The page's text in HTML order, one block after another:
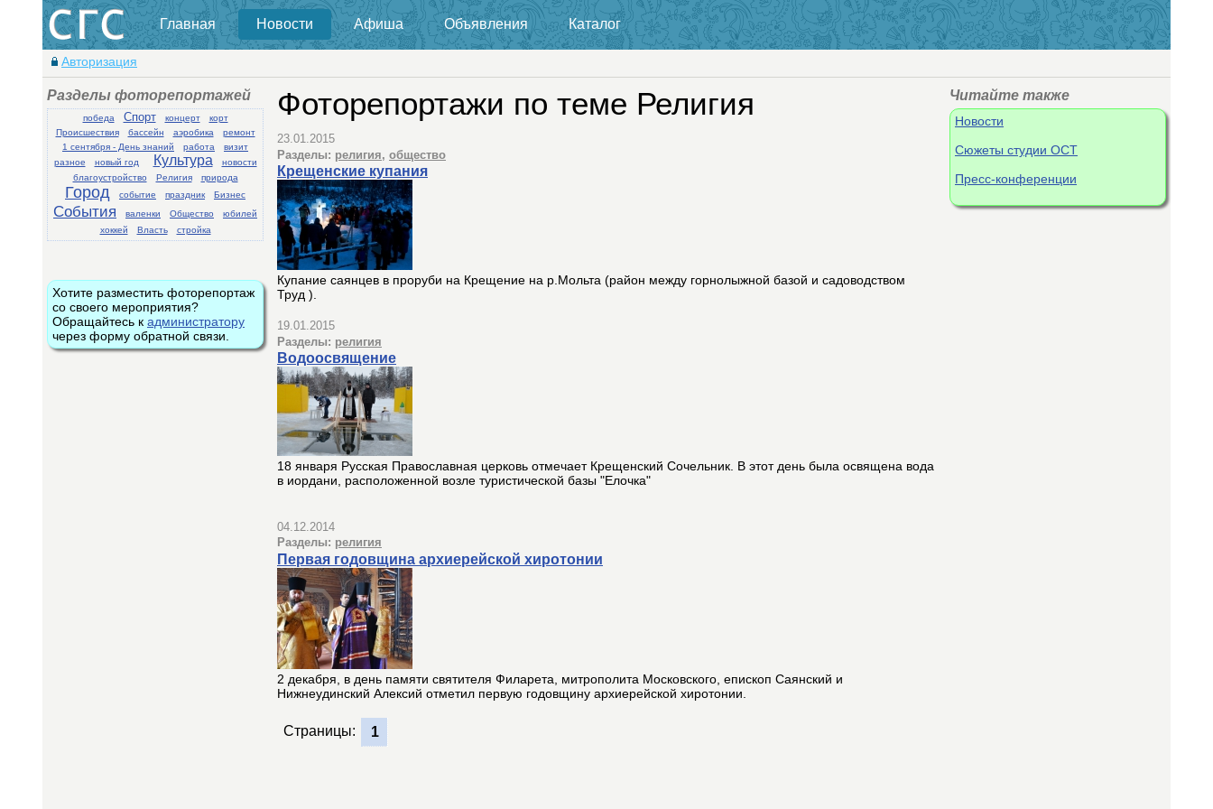
Главная Новости Афиша Объявления Каталог
Авторизация
Разделы фоторепортажей
победа Спорт концерт
корт
Происшествия
бассейн аэробика
ремонт
1 сентября - День знаний
работа
визит
разное
новый год Культура
новости
благоустройство
Религия природа
Город событие праздник Бизнес
События валенки Общество
юбилей
хоккей
Власть стройка
Хотите разместить фоторепортаж
со своего мероприятия?
Обращайтесь к администратору
через форму обратной связи.
Читайте также
Новости
Сюжеты студии ОСТ
Пресс-конференции
Фоторепортажи по теме Религия
23.01.2015
Разделы: религия, общество
Крещенские купания
Купание саянцев в проруби на Крещение на р.Мольта (район между горнолыжной базой и садоводством
Труд ).
19.01.2015
Разделы: религия
Водоосвящение
18 января Русская Православная церковь отмечает Крещенский Сочельник. В этот день была освящена вода
в иордани, расположенной возле туристической базы "Елочка"
04.12.2014
Разделы: религия
Первая годовщина архиерейской хиротонии
2 декабря, в день памяти святителя Филарета, митрополита Московского, епископ Саянский и
Нижнеудинский Алексий отметил первую годовщину архиерейской хиротонии.
Страницы: 1